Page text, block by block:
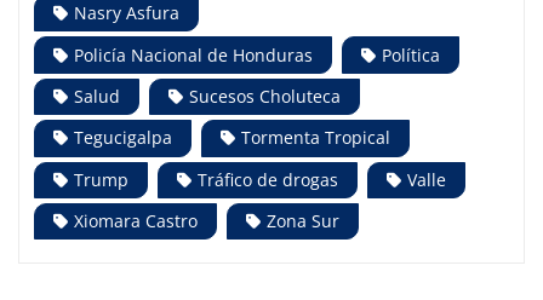
Nasry Asfura
Policía Nacional de Honduras
Política
Salud
Sucesos Choluteca
Tegucigalpa
Tormenta Tropical
Trump
Tráfico de drogas
Valle
Xiomara Castro
Zona Sur